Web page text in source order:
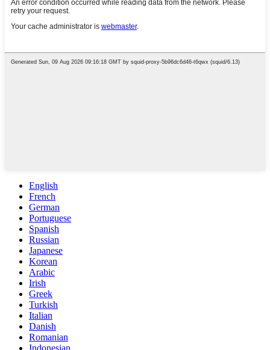
English
French
German
Portuguese
Spanish
Russian
Japanese
Korean
Arabic
Irish
Greek
Turkish
Italian
Danish
Romanian